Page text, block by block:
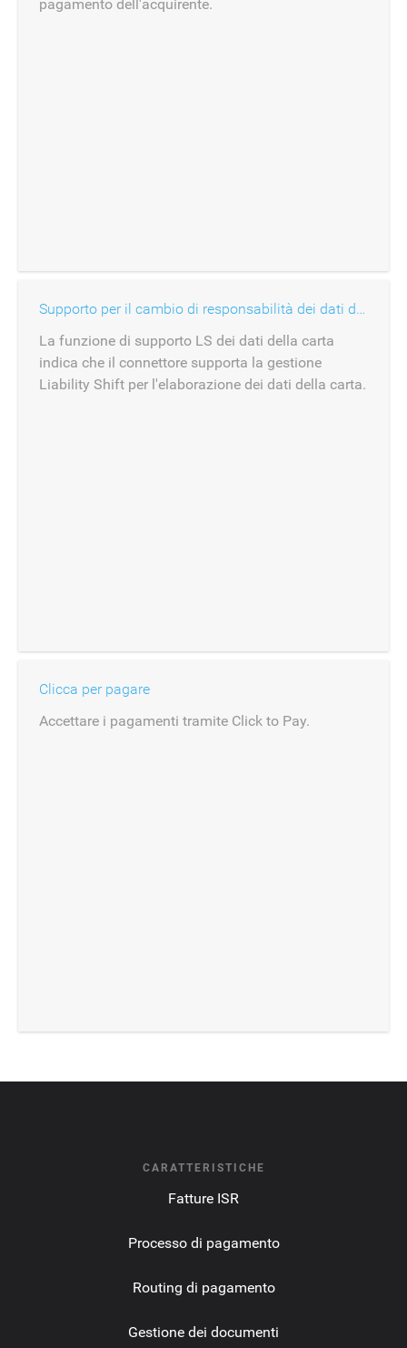
pagamento dell'acquirente.
Supporto per il cambio di responsabilità dei dati della carta
La funzione di supporto LS dei dati della carta
indica che il connettore supporta la gestione
Liability Shift per l'elaborazione dei dati della carta.
Clicca per pagare
Accettare i pagamenti tramite Click to Pay.
CARATTERISTICHE
Fatture ISR
Processo di pagamento
Routing di pagamento
Gestione dei documenti